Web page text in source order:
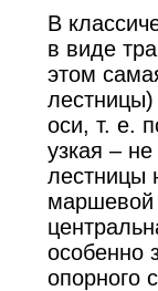
В
в виде
этом
оси, т. е.
узкая –
лестницы
маршевой
особенно
опорного